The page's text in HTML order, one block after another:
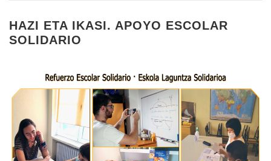
HAZI ETA IKASI. APOYO ESCOLAR
SOLIDARIO